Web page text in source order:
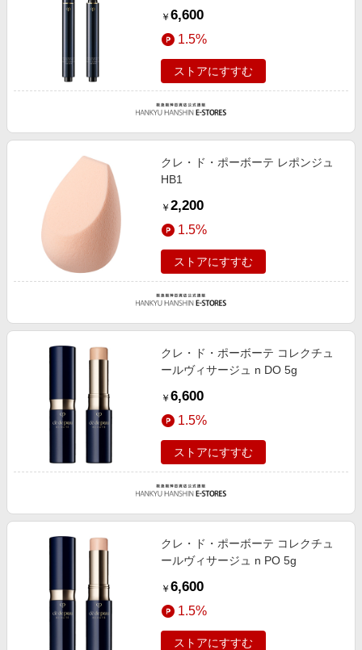
￥ 6,600
1.5%
ストアにすすむ
クレ・ド・ポーボーテ レポンジュ
HB1
￥ 2,200
1.5%
ストアにすすむ
クレ・ド・ポーボーテ コレクチュ
ールヴィサージュ n DO 5g
￥ 6,600
1.5%
ストアにすすむ
クレ・ド・ポーボーテ コレクチュ
ールヴィサージュ n PO 5g
￥ 6,600
1.5%
ストアにすすむ